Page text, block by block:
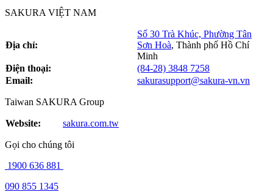
SAKURA VIỆT NAM
Địa chỉ:
Số 30 Trà Khúc, Phường Tân
Sơn Hoà, Thành phố Hồ Chí
Minh
Điện thoại:
(84-28) 3848 7258
Email:
sakurasupport@sakura-vn.vn
Taiwan SAKURA Group
Website: sakura.com.tw
Gọi cho chúng tôi
1900 636 881
090 855 1345